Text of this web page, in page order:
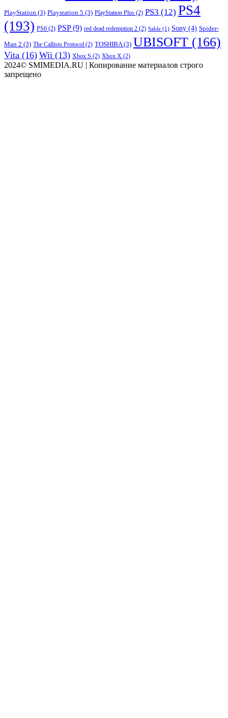
PlayStation (3) Playstation 5 (3) PlayStation Plus (2) PS3 (12) PS4
(193) PS6 (2) PSP(9) red dead redemption 2 (2) Sable (1) Sony (4) Spider-
Man 2 (3) The Callisto Protocol (2) TOSHIBA(3) UBISOFT (166)
Vita (16) Wii (13) Xbox S (2) Xbox X (2)
2024© SMIMEDIA.RU | Копирование материалов строго
запрещено